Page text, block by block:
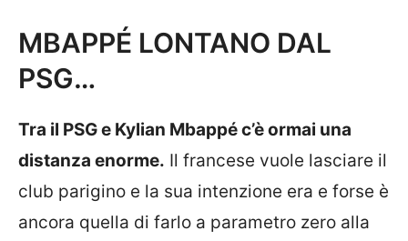
MBAPPÉ LONTANO DAL
PSG…
Tra il PSG e Kylian Mbappé c’è ormai una
distanza enorme. Il francese vuole lasciare il
club parigino e la sua intenzione era e forse è
ancora quella di farlo a parametro zero alla